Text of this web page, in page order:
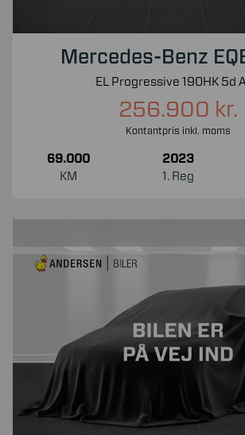
Mercedes-Benz
EL Progressive 190HK 5d
256.900 kr.
Kontantpris inkl. moms
69.000
KM
2023
1. Reg